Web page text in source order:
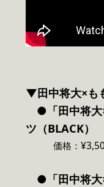
▼田中将大×も
●「田中将大
ツ（BLACK）
価格：
●「田中将大